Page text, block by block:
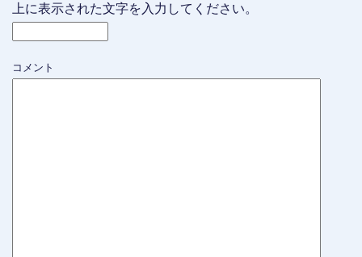
上に表示された文字を入力してください。
コメント